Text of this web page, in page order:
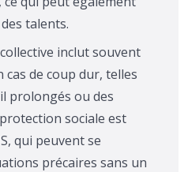
talents.
inclut souvent
cas de coup dur, telles
prolongés ou des
sociale est
qui peuvent se
précaires sans un